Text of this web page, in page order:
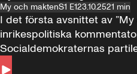
My och maktenS1 E123.10.2521 min
I det första avsnittet av
inrikespolitiska
Socialdemokraternas
Andersson till svars.